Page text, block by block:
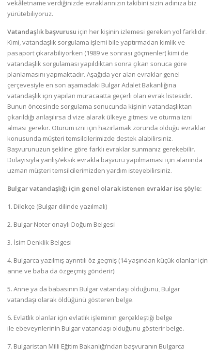
vekâletname verdiğinizde evraklarınızın takibini sizin adınıza biz
yürütebiliyoruz.
Vatandaşlık başvurusu için her kişinin izlemesi gereken yol farklıdır.
Kimi, vatandaşlık sorgulama işlemi bile yaptırmadan kimlik ve
pasaport çıkarabiliyorken (1989 ve sonrası göçmenler) kimi de
vatandaşlık sorgulaması yapıldıktan sonra çıkan sonuca göre
planlamasını yapmaktadır. Aşağıda yer alan evraklar genel
çerçevesiyle en son aşamadaki Bulgar Adalet Bakanlığına
vatandaşlık için yapılan müracaatta geçerli olan evrak listesidir.
Bunun öncesinde sorgulama sonucunda kişinin vatandaşlıktan
çıkarıldığı anlaşılırsa d vize alarak ülkeye gitmesi ve oturma izni
alması gerekir. Oturum izni için hazırlamak zorunda olduğu evraklar
konusunda müşteri temsilcilerimizde destek alabilirsiniz.
Başvurunuzun şekline göre farklı evraklar sunmanız gerekebilir.
Dolayısıyla yanlış/eksik evrakla başvuru yapılmaması için alanında
uzman müşteri temsilcilerimizden yardım isteyebilirsiniz.
Bulgar vatandaşlığı için genel olarak istenen evraklar ise şöyle:
1. Dilekçe (Bulgar dilinde yazılmalı)
2. Bulgar Noter onaylı Doğum Belgesi
3. İsim Denklik Belgesi
4. Bulgarca yazılmış ayrıntılı öz geçmiş (14 yaşından küçük olanlar için
anne ve baba da özgeçmiş gönderir)
5. Anne ya da babasının Bulgar vatandaşı olduğunu, Bulgar
vatandaşı olarak öldüğünü gösteren belge.
6. Evlatlık olanlar için evlatlık işleminin gerçekleştiği belge
ile ebeveynlerinin Bulgar vatandaşı olduğunu gösterir belge.
7. Bulgaristan Milli Eğitim Bakanlığı’ndan başvuranın Bulgarca